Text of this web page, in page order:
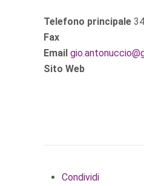
Telefono principale
Fax
Email
Sito Web
Condividi